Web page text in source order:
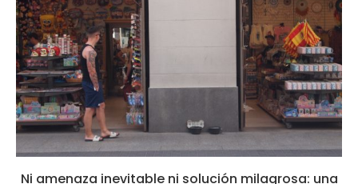
Ni amenaza inevitable ni solución milagrosa: una